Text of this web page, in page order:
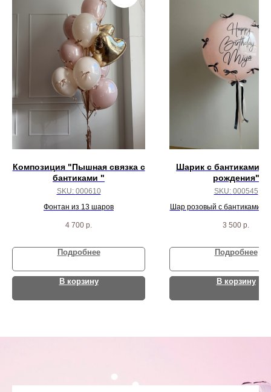
Композиция "Пышная связка с
бантиками "
SKU: 000610
Фонтан из 13 шаров
4 700 р.
Подробнее
В корзину
Шарик с бантиками
рождения"
SKU: 000545
Шар розовый с бантиками и
3 500 р.
Подробнее
В корзину